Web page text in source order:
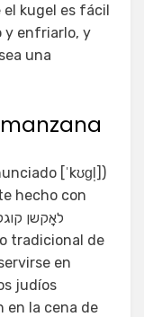
kugel es fácil
y enfriarlo, y
una
hecho con
tradicional de
en
judíos
en la cena de